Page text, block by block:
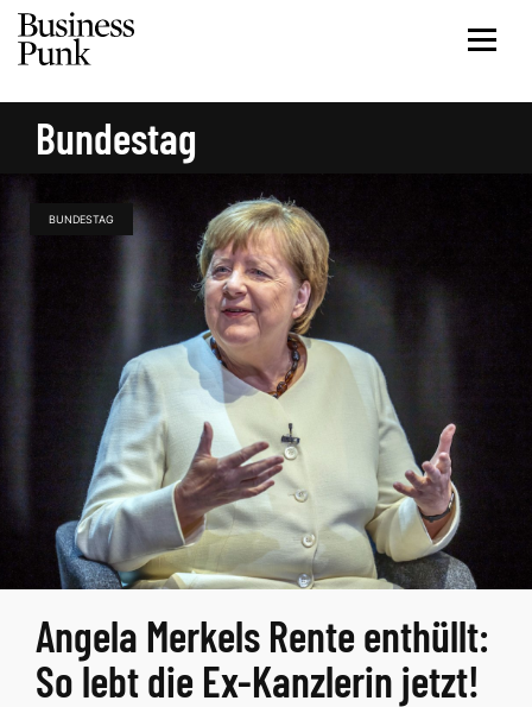
Bundestag
BUNDESTAG
Angela Merkels Rente enthüllt:
So lebt die Ex-Kanzlerin jetzt!